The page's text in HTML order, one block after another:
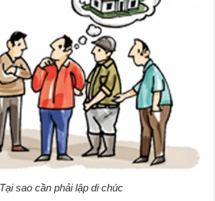
Tại sao cần phải lập di chúc